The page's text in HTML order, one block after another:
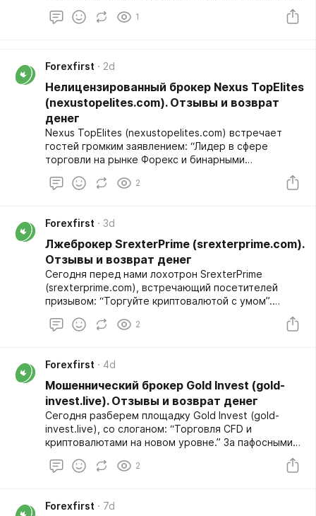
платформа, заточенная исключительно под
подтверждают, перед нами лохотрон, а не
технологичный сервис. Никакой продвинутой
средой тут не пахнет, все сведено к примитивному
разводу на деньги. Полный обзор:
https://forexfirst.org/company/lzhebroker-swiss-fx-
vantage/
1
Forexfirst 2d
Нелицензированный брокер Nexus TopElites
(nexustopelites.com). Отзывы и возврат
денег
Nexus TopElites (nexustopelites.com) встречает
гостей громким заявлением: “Лидер в сфере
торговли на рынке Форекс и бинарными
оставляет двоякое впечатление, слишком много
мошенническая платформа, заточенная
исключительно под надувательство.
Отрицательные отзывы только подтверждают, что
никакой торговли тут нет, а сам проект
представляет собой классический лохотрон.
Полный обзор:
https://forexfirst.org/company/neliczenzirovannyj-
broker-nexus-topelites/
2
Forexfirst 3d
Лжеброкер SrexterPrime (srexterprime.com).
Отзывы и возврат денег
Сегодня перед нами лохотрон SrexterPrime
(srexterprime.com), встречающий посетителей
призывом: “Торгуйте криптовалютой с умом”.
скам-проект, созданный исключительно ради
фейковый брокер не имеет отношения к реальной
торговле и не выводит сделки на рынок. Площадка
лишь создает видимость честной работы, чтобы
завоевать доверие клиентов и постепенно
вытянуть из них как можно больше средств.
Полный обзор:
https://forexfirst.org/company/lzhebroker-
srexterprime/
2
Forexfirst 4d
Мошеннический брокер Gold Invest (gold-
invest.live). Отзывы и возврат денег
Сегодня разберем площадку Gold Invest (gold-
invest.live), со слоганом: “Торговля CFD и
криптовалютами на новом уровне.” За пафосными
платформа, созданная для кражи капиталов. Если
никогда не позволит вывести прибыль, ведь перед
2
Forexfirst 7d